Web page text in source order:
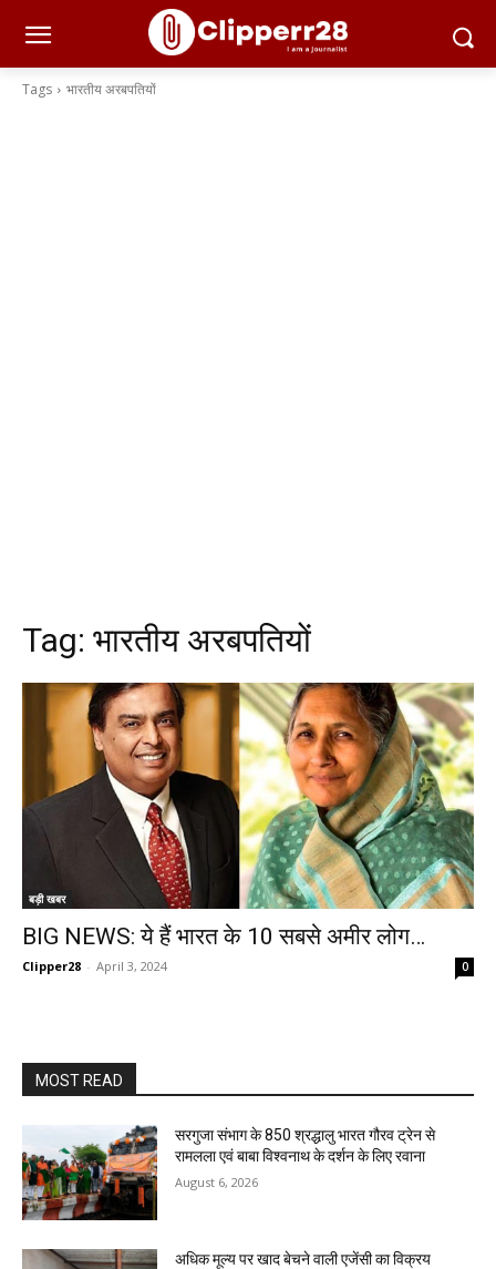
Tags भारतीय अरबपतियों
Tag: भारतीय अरबपतियों
बड़ी खबर
BIG NEWS: ये हैं भारत के 10 सबसे अमीर लोग…
Clipper28 - April 3, 2024 0
MOST READ
सरगुजा संभाग के 850 श्रद्धालु भारत गौरव ट्रेन से
रामलला एवं बाबा विश्वनाथ के दर्शन के लिए रवाना
August 6, 2026
अधिक मूल्य पर खाद बेचने वाली एजेंसी का विक्रय